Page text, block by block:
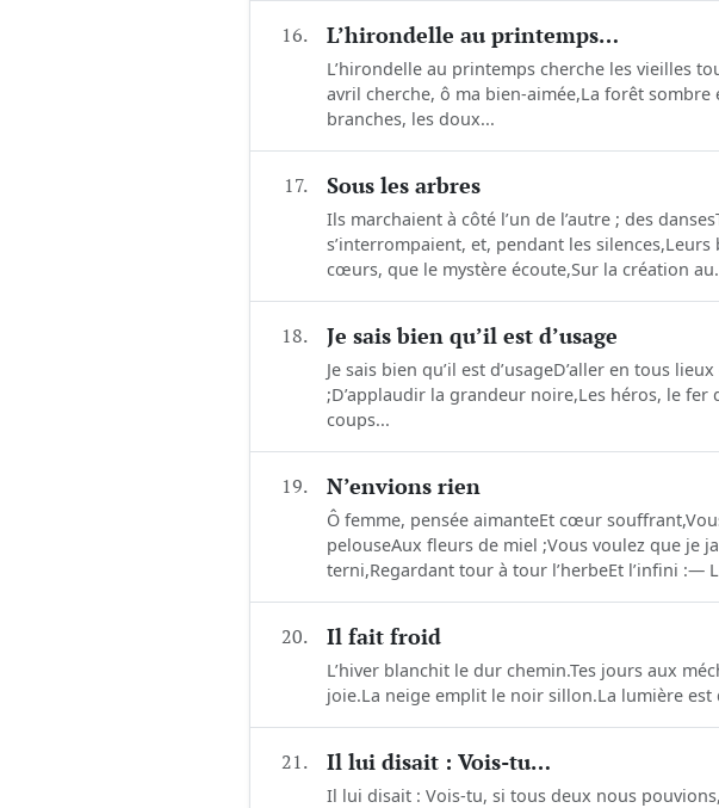
16. L’hirondelle au printemps…
L’hirondelle au printemps cherche les vieilles
avril cherche, ô ma bien-aimée,La forêt
branches, les doux...
17. Sous les arbres
Ils marchaient à côté l’un de l’autre ; des
s’interrompaient, et, pendant les
cœurs, que le mystère écoute,Sur la création
18. Je sais bien qu’il est d’usage
Je sais bien qu’il est d’usageD’aller en tous
;D’applaudir la grandeur noire,Les héros, le
coups...
19. N’envions rien
Ô femme, pensée aimante Et cœur
pelouse Aux fleurs de miel ;Vous voulez que je
terni,Regardant tour à tour l’herbe Et l’infini :—
20. Il fait froid
L’hiver blanchit le dur chemin.Tes jours aux
joie.La neige emplit le noir sillon.La lumière est
21. Il lui disait : Vois-tu…
Il lui disait : Vois-tu, si tous deux nous